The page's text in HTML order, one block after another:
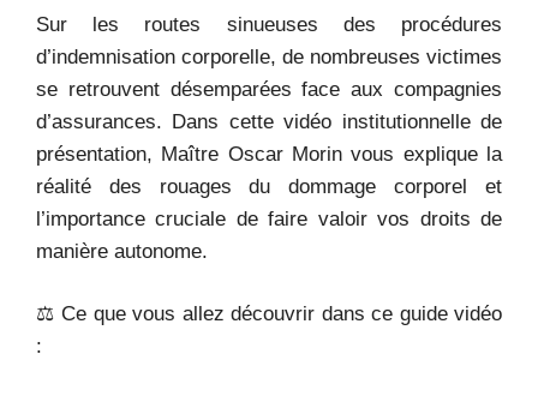
Sur les routes sinueuses des procédures
d’indemnisation corporelle, de nombreuses victimes
se retrouvent désemparées face aux compagnies
d’assurances. Dans cette vidéo institutionnelle de
présentation, Maître Oscar Morin vous explique la
réalité des rouages du dommage corporel et
l’importance cruciale de faire valoir vos droits de
manière autonome.
⚖️ Ce que vous allez découvrir dans ce guide vidéo
: